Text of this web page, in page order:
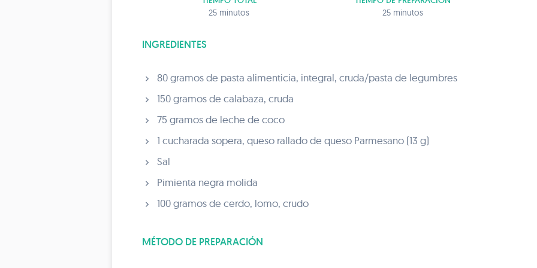
25 minutos
25 minutos
INGREDIENTES
80 gramos de pasta alimenticia, integral, cruda/pasta de legumbres
150 gramos de calabaza, cruda
75 gramos de leche de coco
1 cucharada sopera, queso rallado de queso Parmesano (13 g)
Sal
Pimienta negra molida
100 gramos de cerdo, lomo, crudo
MÉTODO DE PREPARACIÓN